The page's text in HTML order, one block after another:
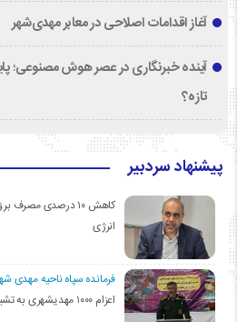
آغاز اقدامات اصلاحی در معابر مهدی‌شهر
آینده خبرنگاری در عصر هوش مصنوعی؛
تازه؟
پیشنهاد سردبیر
کاهش ۱۰ درصدی مصرف
انرژی
فرمانده سپاه ناحیه مهدی
اعزام ۱۰۰۰ مهدیشهری به تشییع رهبر شهید